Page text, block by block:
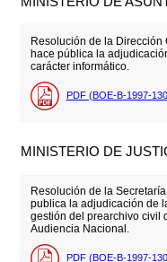
Resolución de la Dirección
hace pública la
carácter informático.
PDF (BOE-B-1997-
MINISTERIO DE
Resolución de la
publica la adjudicación de
gestión del prearchivo civil
Audiencia Nacional.
PDF (BOE-B-1997-